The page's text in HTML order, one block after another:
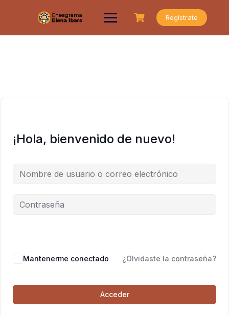
Registrate
¡Hola, bienvenido de nuevo!
Mantenerme conectado ¿Olvidaste la contraseña?
Acceder